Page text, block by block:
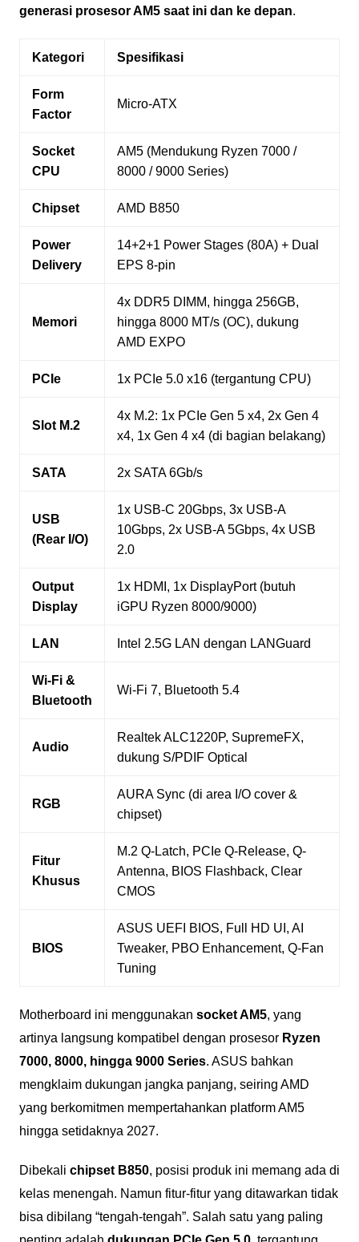
generasi prosesor AM5 saat ini dan ke depan.
Kategori Spesifikasi
Form
Factor
Micro-ATX
Socket
CPU
AM5 (Mendukung Ryzen 7000 /
8000 / 9000 Series)
Chipset AMD B850
Power
Delivery
14+2+1 Power Stages (80A) + Dual
EPS 8-pin
Memori
4x DDR5 DIMM, hingga 256GB,
hingga 8000 MT/s (OC), dukung
AMD EXPO
PCIe 1x PCIe 5.0 x16 (tergantung CPU)
Slot M.2
4x M.2: 1x PCIe Gen 5 x4, 2x Gen 4
x4, 1x Gen 4 x4 (di bagian belakang)
SATA 2x SATA 6Gb/s
USB
(Rear I/O)
1x USB-C 20Gbps, 3x USB-A
10Gbps, 2x USB-A 5Gbps, 4x USB
2.0
Output
Display
1x HDMI, 1x DisplayPort (butuh
iGPU Ryzen 8000/9000)
LAN Intel 2.5G LAN dengan LANGuard
Wi-Fi &
Bluetooth
Wi-Fi 7, Bluetooth 5.4
Audio
Realtek ALC1220P, SupremeFX,
dukung S/PDIF Optical
RGB
AURA Sync (di area I/O cover &
chipset)
Fitur
Khusus
M.2 Q-Latch, PCIe Q-Release, Q-
Antenna, BIOS Flashback, Clear
CMOS
BIOS
ASUS UEFI BIOS, Full HD UI, AI
Tweaker, PBO Enhancement, Q-Fan
Tuning
Motherboard ini menggunakan socket AM5, yang
artinya langsung kompatibel dengan prosesor Ryzen
7000, 8000, hingga 9000 Series. ASUS bahkan
mengklaim dukungan jangka panjang, seiring AMD
yang berkomitmen mempertahankan platform AM5
hingga setidaknya 2027.
Dibekali chipset B850, posisi produk ini memang ada di
kelas menengah. Namun fitur-fitur yang ditawarkan tidak
bisa dibilang “tengah-tengah”. Salah satu yang paling